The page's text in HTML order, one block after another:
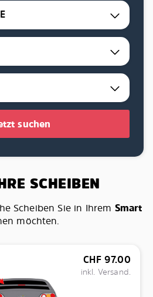
suchen
SCHEIBEN
Scheiben Sie in Ihrem Smart
möchten.
CHF 97.00
inkl. Versand.